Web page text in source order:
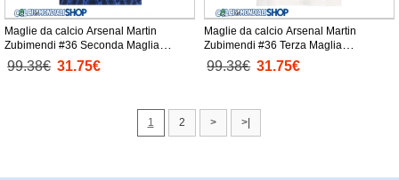
Maglie da calcio Arsenal Martin
Zubimendi #36 Seconda Maglia
Femminile 2025-26 Manica Corta
99.38€ 31.75€
Maglie da calcio Arsenal Martin
Zubimendi #36 Terza Maglia
Femminile 2025-26 Manica Corta
99.38€ 31.75€
1 2 > >|